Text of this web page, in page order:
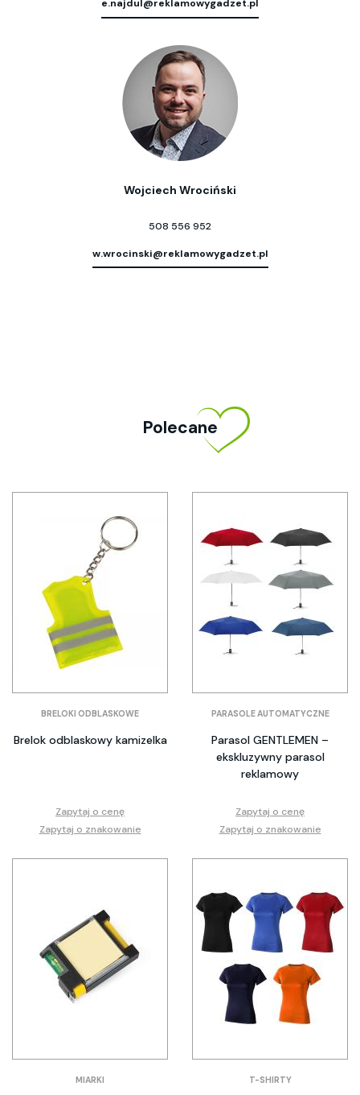
e.najdul@reklamowygadzet.pl
Wojciech Wrociński
508 556 952
w.wrocinski@reklamowygadzet.pl
Polecane
BRELOKI ODBLASKOWE
Brelok odblaskowy kamizelka
Zapytaj o cenę
Zapytaj o znakowanie
PARASOLE AUTOMATYCZNE
Parasol GENTLEMEN –
ekskluzywny parasol
reklamowy
Zapytaj o cenę
Zapytaj o znakowanie
MIARKI T-SHIRTY